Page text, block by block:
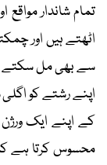
تمام شاندار
اٹھتے ہیں اور
سے بھی مل سکتے
اپنے رشتے کو
کے اپنے ایک
محسوس کرتا ہے